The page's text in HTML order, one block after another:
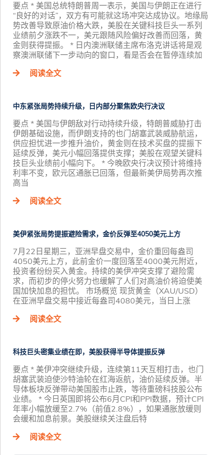
要点 * 美国总统特朗普周一表示，美国与伊朗正在进行
“良好的对话”，双方有可能就这场冲突达成协议。地缘局
势改善导致原油价格大跌，美股在关键科技巨头一系列
业绩前夕涨跌不一，美元跟随风险偏好改善而回落，黄
金则获得提振。 * 日内澳洲联储主席布洛克讲话将是观
察澳洲联储下一步动向的窗口，看是否会在暂停连续加
阅读全文
中东紧张局势持续升级，日内部分聚焦欧央行决议
要点 * 美国与伊朗敌对行动持续升级，特朗普威胁打击
伊朗基础设施，而伊朗支持的也门胡塞武装威胁航运，
供应担忧进一步推升油价，黄金则在技术买盘的提振下
延续反弹，美元小幅回落提供支撑；美股在观望关键科
技巨头业绩前小幅向下。 * 今晚欧央行决议预计将维持
利率不变，欧元区通胀已回落，但最新美伊局势再次推
高当
阅读全文
美伊紧张局势提振避险需求，金价反弹至4050美元上方
7月22日星期三，亚洲早盘交易中，金价重回每盎司
4050美元上方，此前金价一度回落至4000美元附近，
投资者纷纷买入黄金。持续的美伊冲突支撑了避险需
求，而初步的停火努力也缓解了人们对高油价将迫使美
国加快加息的担忧。 市场概览 现货黄金（XAU/USD）
在亚洲早盘交易中接近每盎司4080美元，当日上涨
阅读全文
科技巨头密集业绩在即，美股获得半导体提振反弹
要点 * 美伊冲突继续升级，连续第11天互相打击，也门
胡塞武装迫使沙特油轮在红海返航，油价延续反弹。半
导体板块反弹带动美国股市止跌，等待重磅科技股公布
业绩。 * 今日英国即将公布6月CPI和PPI数据，预计CPI
年率小幅放缓至2.7%（前值2.8%），如果通胀放缓则
会缓和加息前景。美股继续关注盘后特
阅读全文